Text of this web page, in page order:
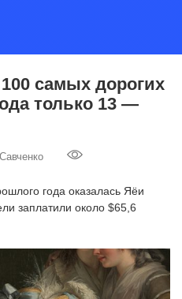
самых дорогих
только 13 —
года оказалась Яёи
заплатили около $65,6